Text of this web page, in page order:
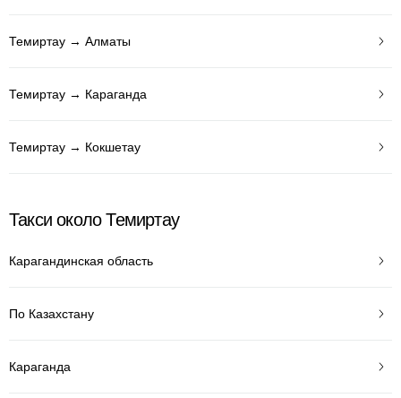
Темиртау → Алматы
Темиртау → Караганда
Темиртау → Кокшетау
Такси около Темиртау
Карагандинская область
По Казахстану
Караганда